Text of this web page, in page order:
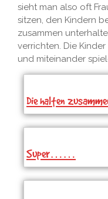
sieht man also oft
sitzen, den Kindern
zusammen
verrichten. Die
und miteinander
Die halten
Super……